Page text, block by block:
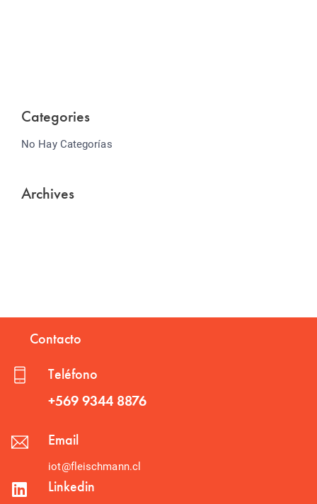
Categories
No Hay Categorías
Archives
Contacto
Teléfono
+569 9344 8876
Email
iot@fleischmann.cl
Linkedin